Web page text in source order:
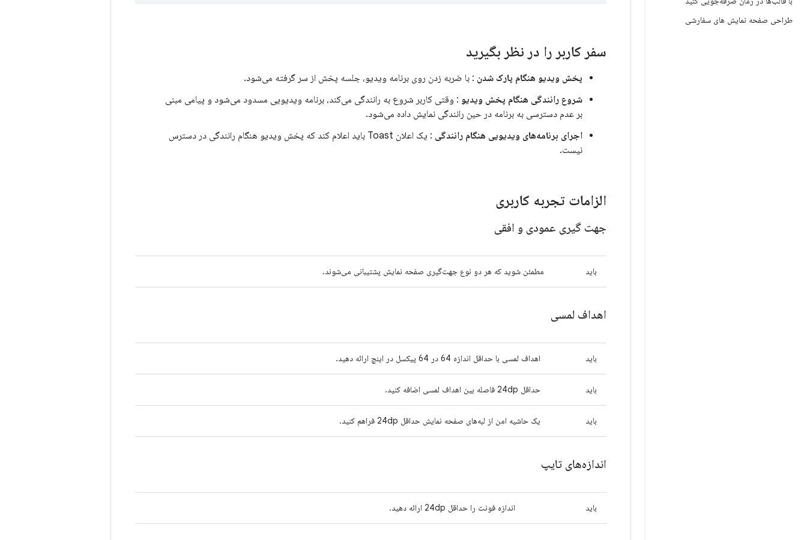
طراحی صفحه نمایش های سفارشی
سفر کاربر را در نظر بگیرید
پخش ویدیو هنگام پارک شدن : با ضربه زدن روی برنامه ویدیو، جلسه پخش از سر گرفته می‌شود.
شروع رانندگی هنگام پخش ویدیو : وقتی کاربر شروع به رانندگی می‌کند، برنامه ویدیویی مسدود می‌شود و پیامی مبنی
بر عدم دسترسی به برنامه در حین رانندگی نمایش داده می‌شود.
اجرای برنامه‌های ویدیویی هنگام رانندگی
: یک اعلان Toast باید اعلام کند که پخش ویدیو هنگام رانندگی در دسترس
نیست.
الزامات تجربه کاربری
جهت گیری عمودی و افقی
باید مطمئن شوید که هر دو نوع جهت‌گیری صفحه نمایش پشتیبانی می‌شوند.
اهداف لمسی
باید اهداف لمسی با حداقل اندازه 64 در 64 پیکسل در اینچ ارائه دهید.
باید حداقل 24dp فاصله بین اهداف لمسی اضافه کنید.
باید یک حاشیه امن از لبه‌های صفحه نمایش حداقل 24dp فراهم کنید.
اندازه‌های تایپ
باید اندازه فونت را حداقل 24dp ارائه دهید.